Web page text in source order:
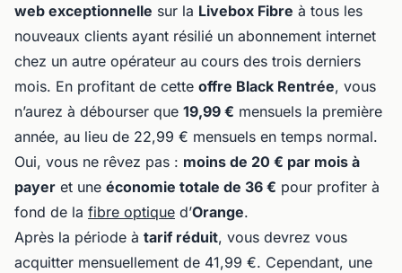
web exceptionnelle sur la Livebox Fibre à tous les
nouveaux clients ayant résilié un abonnement internet
chez un autre opérateur au cours des trois derniers
mois. En profitant de cette offre Black Rentrée, vous
n’aurez à débourser que 19,99 € mensuels la première
année, au lieu de 22,99 € mensuels en temps normal.
Oui, vous ne rêvez pas : moins de 20 € par mois à
payer et une économie totale de 36 € pour profiter à
fond de la fibre optique d’Orange.
Après la période à tarif réduit, vous devrez vous
acquitter mensuellement de 41,99 €. Cependant, une